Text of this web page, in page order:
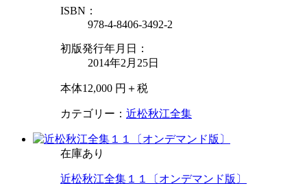
ISBN：
978-4-8406-3492-2
初版発行年月日：
2014年2月25日
本体12,000 円＋税
カテゴリー： 近松秋江全集
在庫あり
近松秋江全集１１〔オンデマンド版〕